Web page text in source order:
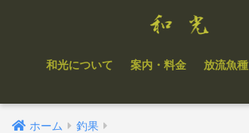
和光について 案内・料金 放流魚種
ホーム 釣果